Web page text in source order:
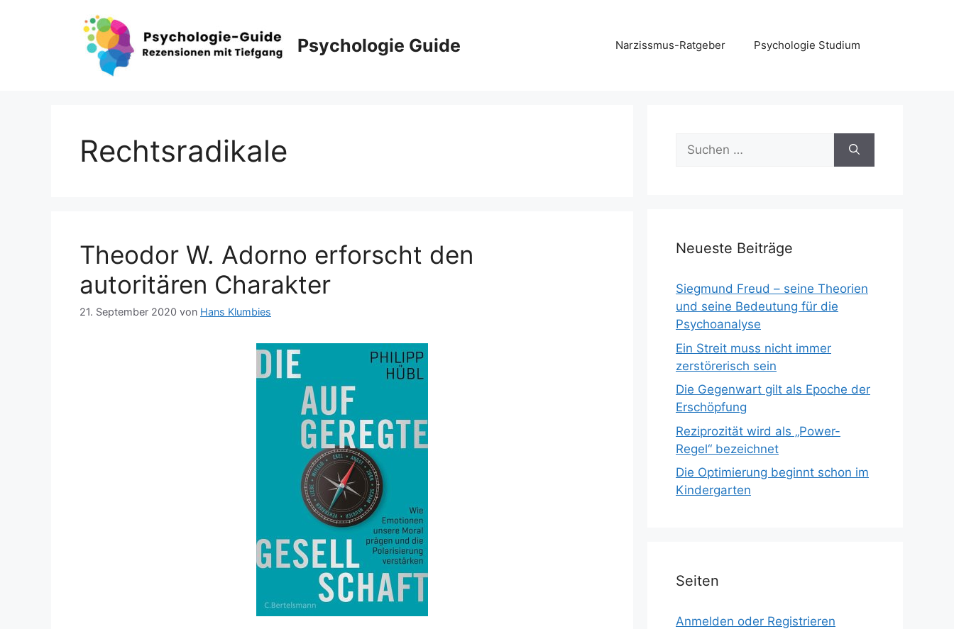
Psychologie Guide Narzissmus-Ratgeber Psychologie Studium
Rechtsradikale
Theodor W. Adorno erforscht den
autoritären Charakter
21. September 2020 von Hans Klumbies
Suchen
nach:
Neueste Beiträge
Siegmund Freud – seine Theorien
und seine Bedeutung für die
Psychoanalyse
Ein Streit muss nicht immer
zerstörerisch sein
Die Gegenwart gilt als Epoche der
Erschöpfung
Reziprozität wird als „Power-
Regel“ bezeichnet
Die Optimierung beginnt schon im
Kindergarten
Seiten
Anmelden oder Registrieren